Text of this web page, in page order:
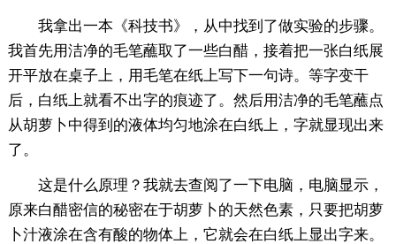
我拿出一本《科技书》，从中找到了做实验的步骤。
我首先用洁净的毛笔蘸取了一些白醋，接着把一张白纸展
开平放在桌子上，用毛笔在纸上写下一句诗。等字变干
后，白纸上就看不出字的痕迹了。然后用洁净的毛笔蘸点
从胡萝卜中得到的液体均匀地涂在白纸上，字就显现出来
了。
这是什么原理？我就去查阅了一下电脑，电脑显示，
原来白醋密信的秘密在于胡萝卜的天然色素，只要把胡萝
卜汁液涂在含有酸的物体上，它就会在白纸上显出字来。